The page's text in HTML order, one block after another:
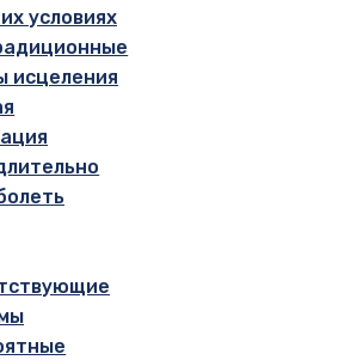
условиях
исцеления